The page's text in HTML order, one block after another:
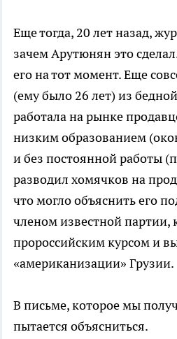
Еще тогда, 20 лет назад,
зачем Арутюнян это
его на тот момент. Еще
(ему было 26 лет) из
работала на рынке
низким образованием
и без постоянной работы
разводил хомячков на
что могло объяснить его
членом известной партии,
пророссийским курсом и
«американизации» Грузии.
В письме, которое мы
пытается объясниться.